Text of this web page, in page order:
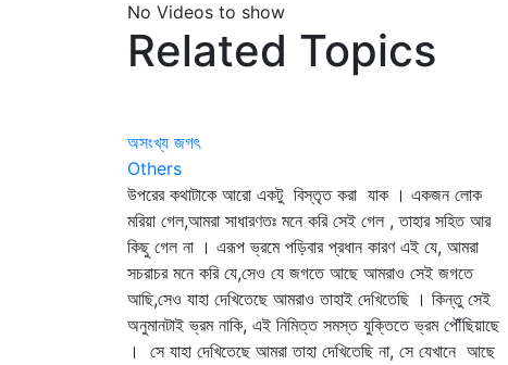
No Videos to show
Related Topics
অসংখ্য জগৎ
Others
উপরের কথাটাকে আরো একটু বিস্তৃত করা যাক । একজন লোক
মরিয়া গেল,আমরা সাধারণতঃ মনে করি সেই গেল , তাহার সহিত আর
কিছু গেল না । এরূপ ভ্রমে পড়িবার প্রধান কারণ এই যে, আমরা
সচরাচর মনে করি যে,সেও যে জগতে আছে আমরাও সেই জগতে
আছি,সেও যাহা দেখিতেছে আমরাও তাহাই দেখিতেছি । কিন্তু সেই
অনুমানটাই ভ্রম নাকি, এই নিমিত্ত সমস্ত যুক্তিতে ভ্রম পৌঁছিয়াছে
। সে যাহা দেখিতেছে আমরা তাহা দেখিতেছি না, সে যেখানে আছে